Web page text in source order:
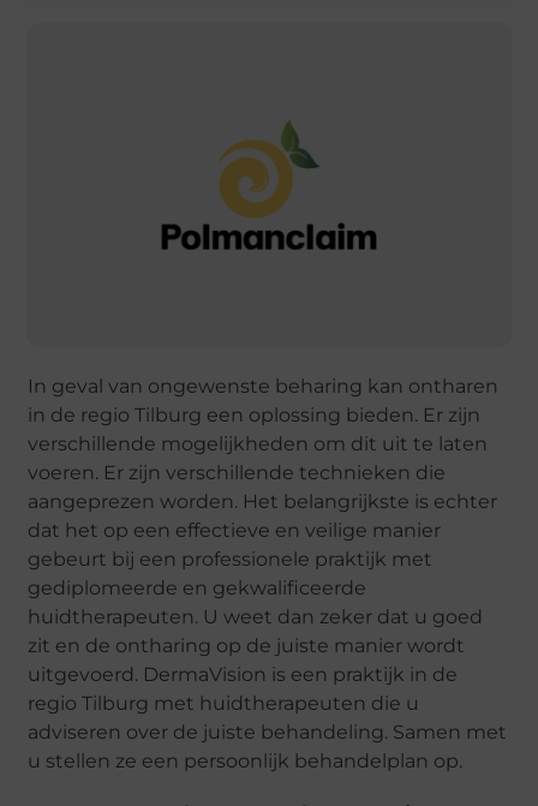
In geval van ongewenste beharing kan ontharen
in de regio Tilburg een oplossing bieden. Er zijn
verschillende mogelijkheden om dit uit te laten
voeren. Er zijn verschillende technieken die
aangeprezen worden. Het belangrijkste is echter
dat het op een effectieve en veilige manier
gebeurt bij een professionele praktijk met
gediplomeerde en gekwalificeerde
huidtherapeuten. U weet dan zeker dat u goed
zit en de ontharing op de juiste manier wordt
uitgevoerd. DermaVision is een praktijk in de
regio Tilburg met huidtherapeuten die u
adviseren over de juiste behandeling. Samen met
u stellen ze een persoonlijk behandelplan op.